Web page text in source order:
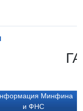
Минфина
и ФНС